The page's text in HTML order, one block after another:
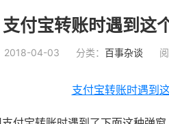
支付宝转账时遇到这
2018-04-03 分类： 百事杂谈